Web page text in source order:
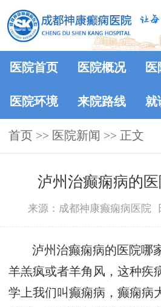
医院首页 医院概况
医院环境 来院路线 就
首页 >> 医院新闻 >> 正文
泸州治癫痫病的
来源：成都神康癫痫病医院
泸州治癫痫病的医院哪
羊羔疯或者羊角风，这种疾
学上我们叫癫痫病，癫痫病